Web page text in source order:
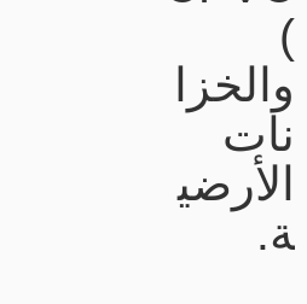
)
والخزا
نات
الأرضي
ة.